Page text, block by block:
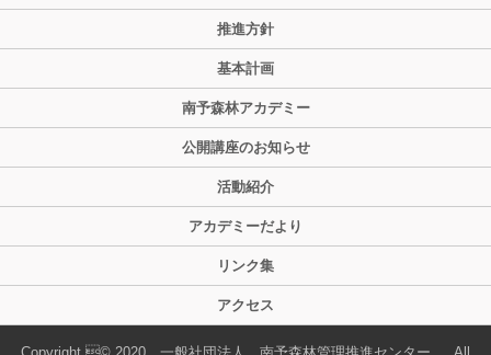
推進方針
基本計画
南予森林アカデミー
公開講座のお知らせ
活動紹介
アカデミーだより
リンク集
アクセス